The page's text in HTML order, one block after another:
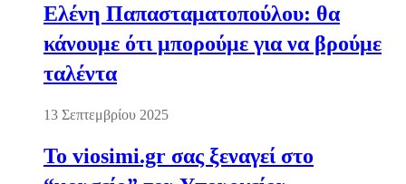
Ελένη Παπασταματοπούλου: θα
κάνουμε ότι μπορούμε για να βρούμε
ταλέντα
13 Σεπτεμβρίου 2025
Το viosimi.gr σας ξεναγεί στο